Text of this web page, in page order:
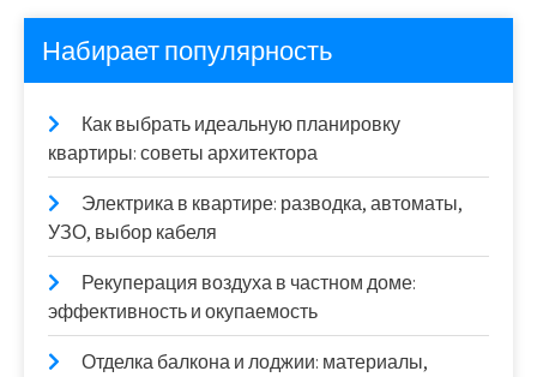
Набирает популярность
Как выбрать идеальную планировку
квартиры: советы архитектора
Электрика в квартире: разводка, автоматы,
УЗО, выбор кабеля
Рекуперация воздуха в частном доме:
эффективность и окупаемость
Отделка балкона и лоджии: материалы,